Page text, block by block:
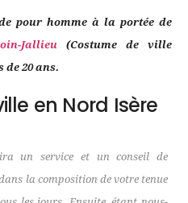
en Nord Isère
un service et un conseil de
la composition de votre tenue
pour homme à la portée de
Jallieu (Costume de ville
20 ans.